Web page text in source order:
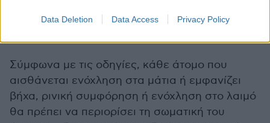
Data Deletion Data Access Privacy Policy
– Άτομα άνω των 65 ετών θα πρέπει να
Σύμφωνα με τις οδηγίες, κάθε άτομο που
αισθάνεται ενόχληση στα μάτια ή εμφανίζει
βήχα, ρινική συμφόρηση ή ενόχληση στο λαιμό
θα πρέπει να περιορίσει τη σωματική του